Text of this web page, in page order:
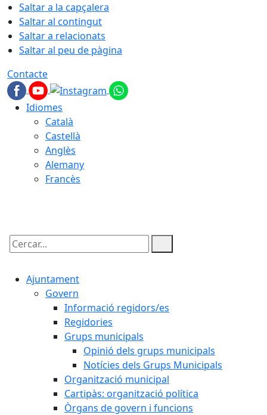
Saltar a la capçalera
Saltar al contingut
Saltar a relacionats
Saltar al peu de pàgina
Contacte
Idiomes
Català
Castellà
Anglès
Alemany
Francès
Cercar:
Ajuntament
Govern
Informació regidors/es
Regidories
Grups municipals
Opinió dels grups municipals
Notícies dels Grups Municipals
Organització municipal
Cartipàs: organització política
Òrgans de govern i funcions